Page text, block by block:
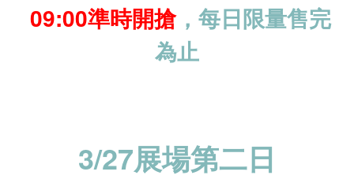
09:00準時開搶， 每日限量售完
為止
3/27展場第二日